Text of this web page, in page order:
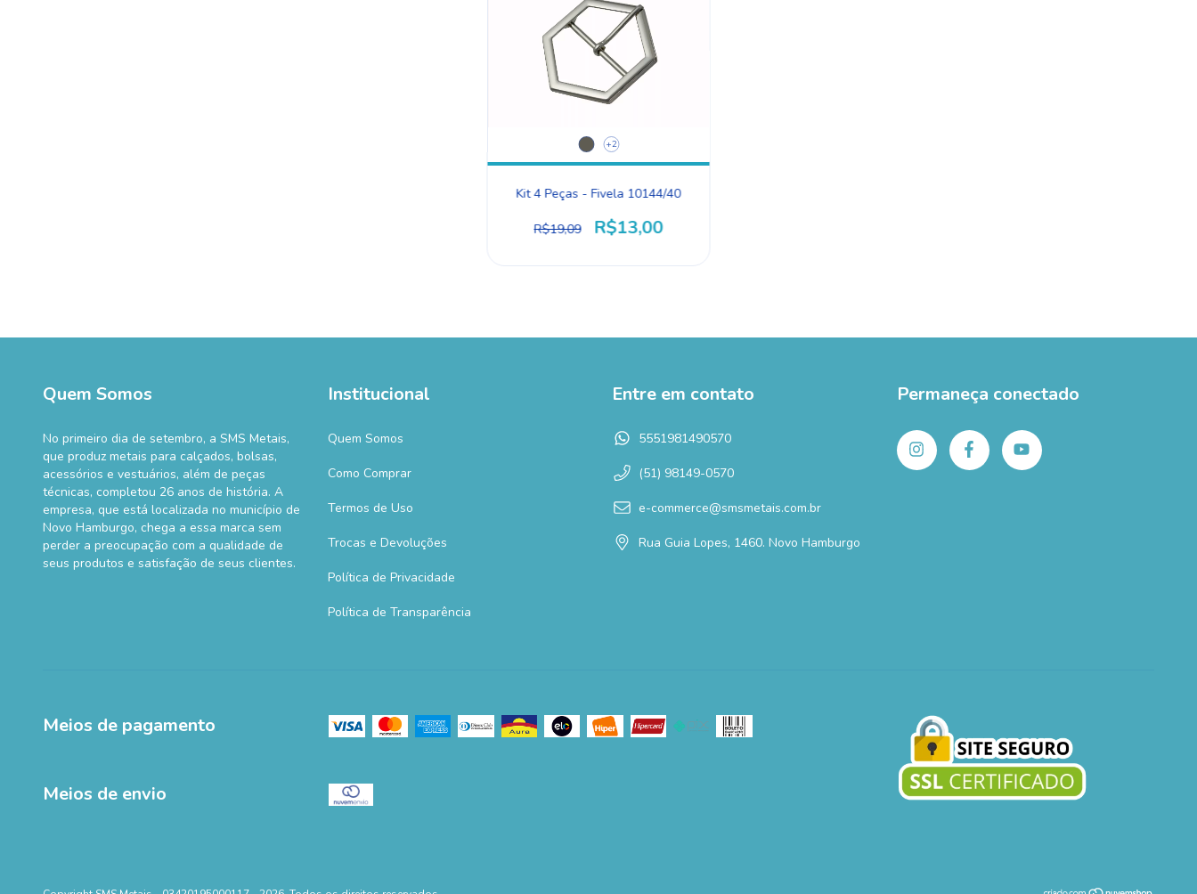
+2
Kit 4 Peças - Fivela 10144/40
R$19,09 R$13,00
Quem Somos
No primeiro dia de setembro, a SMS Metais,
que produz metais para calçados, bolsas,
acessórios e vestuários, além de peças
técnicas, completou 26 anos de história. A
empresa, que está localizada no município de
Novo Hamburgo, chega a essa marca sem
perder a preocupação com a qualidade de
seus produtos e satisfação de seus clientes.
Institucional
Quem Somos
Como Comprar
Termos de Uso
Trocas e Devoluções
Política de Privacidade
Política de Transparência
Entre em contato
5551981490570
(51) 98149-0570
e-commerce@smsmetais.com.br
Rua Guia Lopes, 1460. Novo Hamburgo
Permaneça conectado
Meios de pagamento
Meios de envio